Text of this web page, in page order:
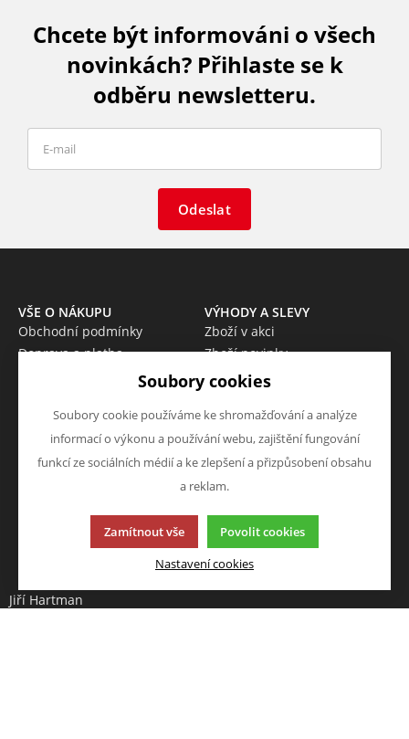
Chcete být informováni o všech
novinkách? Přihlaste se k
odběru newsletteru.
Odeslat
VŠE O NÁKUPU
Obchodní podmínky
Doprava a platba
údajů (GDPR)
VÝHODY A SLEVY
Zboží v akci
Zboží novinky
Zboží výprodej
O nás
NAPIŠTE NÁM
shopu? Neváhejte napsat.
Chci napsat zprávu
Jiří Hartman
Soubory cookies
Soubory cookie používáme ke shromažďování a analýze
informací o výkonu a používání webu, zajištění fungování
funkcí ze sociálních médií a ke zlepšení a přizpůsobení obsahu
a reklam.
Zamítnout vše Povolit cookies
Nastavení cookies